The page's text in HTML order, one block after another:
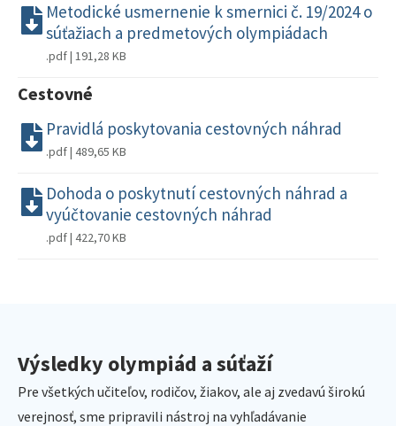
Metodické usmernenie k smernici č. 19/2024 o
súťažiach a predmetových olympiádach
.pdf | 191,28 KB
Cestovné
Pravidlá poskytovania cestovných náhrad
.pdf | 489,65 KB
Dohoda o poskytnutí cestovných náhrad a
vyúčtovanie cestovných náhrad
.pdf | 422,70 KB
Výsledky olympiád a súťaží
Pre všetkých učiteľov, rodičov, žiakov, ale aj zvedavú širokú
verejnosť, sme pripravili nástroj na vyhľadávanie